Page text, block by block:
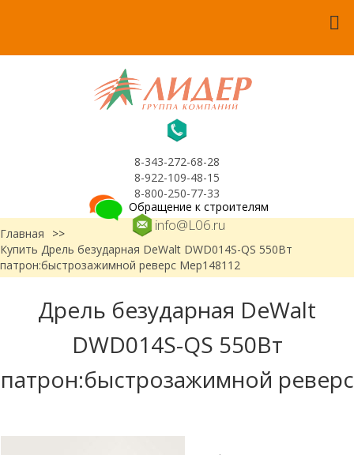
8-343-272-68-28
8-922-109-48-15
8-800-250-77-33
info@L06.ru
Обращение к строителям
Главная
>>
Купить Дрель безударная DeWalt DWD014S-QS 550Вт
патрон:быстрозажимной реверс Мер148112
Дрель безударная DeWalt
DWD014S-QS 550Вт
патрон:быстрозажимной реверс